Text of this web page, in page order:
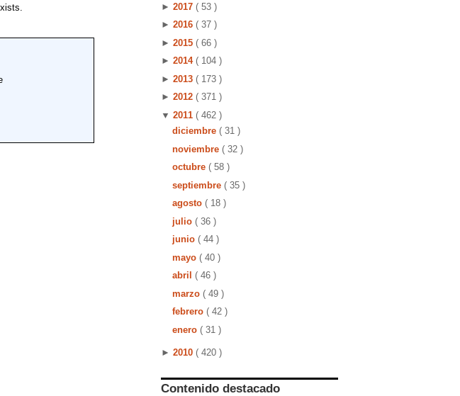
► 2017 ( 53 )
► 2016 ( 37 )
► 2015 ( 66 )
► 2014 ( 104 )
► 2013 ( 173 )
► 2012 ( 371 )
▼ 2011 ( 462 )
diciembre ( 31 )
noviembre ( 32 )
octubre ( 58 )
septiembre ( 35 )
agosto ( 18 )
julio ( 36 )
junio ( 44 )
mayo ( 40 )
abril ( 46 )
marzo ( 49 )
febrero ( 42 )
enero ( 31 )
► 2010 ( 420 )
Contenido destacado